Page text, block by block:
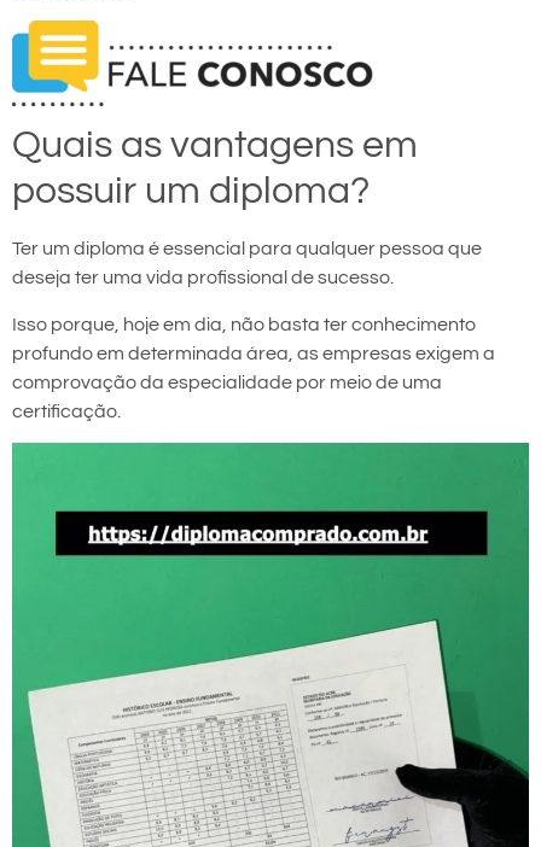
Quais as vantagens em
possuir um diploma?
Ter um diploma é essencial para qualquer pessoa que
deseja ter uma vida profissional de sucesso.
Isso porque, hoje em dia, não basta ter conhecimento
profundo em determinada área, as empresas exigem a
comprovação da especialidade por meio de uma
certificação.